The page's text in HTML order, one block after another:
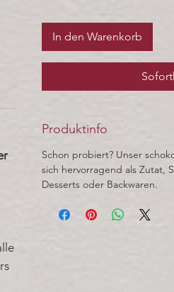
In den Warenkorb
Produktinfo
Schon probiert? Unser
sich hervorragend als Zutat,
Desserts oder Backwaren.